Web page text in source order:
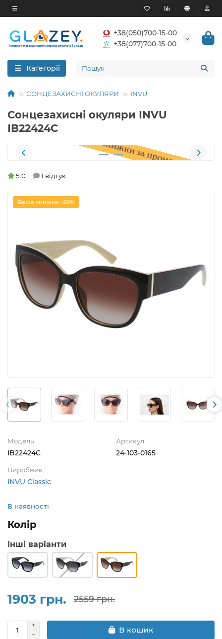
+38(050)700-15-00
+38(077)700-15-00
Категорії
СОНЦЕЗАХИСНІ ОКУЛЯРИ INVU
Сонцезахисні окуляри INVU
IB22424C
5.0 1 відгук
Ваша знижка: -26%
Модель
IB22424C
Артикул
24-103-0165
Виробник
INVU Classic
В наявності
Колір
Інші варіанти
1903 грн. 2559 грн.
В кошик